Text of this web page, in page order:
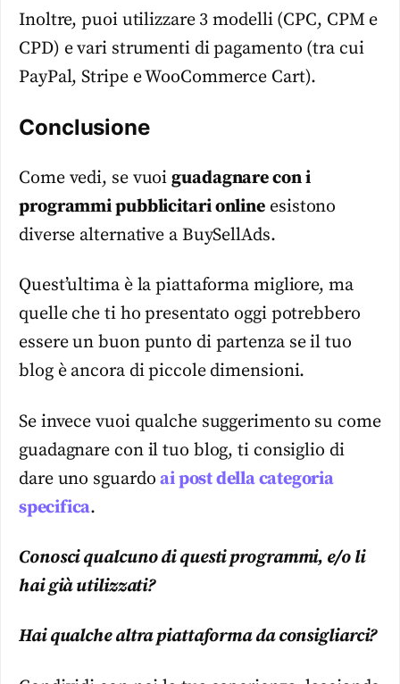
Inoltre, puoi utilizzare 3 modelli (CPC, CPM e
CPD) e vari strumenti di pagamento (tra cui
PayPal, Stripe e WooCommerce Cart).
Conclusione
Come vedi, se vuoiguadagnare con i
programmi pubblicitari online esistono
diverse alternative a BuySellAds.
Quest’ultima è la piattaforma migliore, ma
quelle che ti ho presentato oggi potrebbero
essere un buon punto di partenza se il tuo
blog è ancora di piccole dimensioni.
Se invece vuoi qualche suggerimento su come
guadagnare con il tuo blog, ti consiglio di
dare uno sguardoai post della categoria
specifica.
Conosci qualcuno di questi programmi, e/o li
hai già utilizzati?
Hai qualche altra piattaforma da consigliarci?